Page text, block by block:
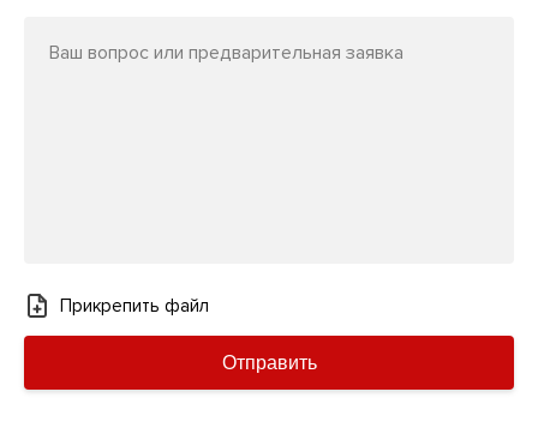
Ваш вопрос или предварительная заявка
Прикрепить файл
Отправить